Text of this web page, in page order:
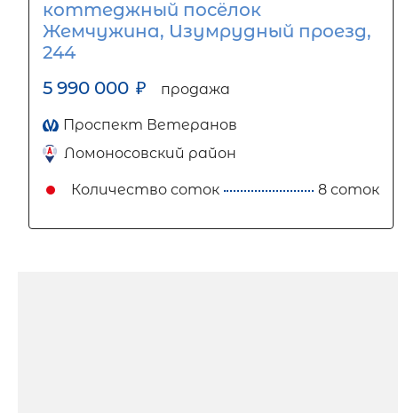
коттеджный посёлок
Жемчужина, Изумрудный проезд,
244
5 990 000 ₽ продажа
Проспект Ветеранов
Ломоносовский район
Количество соток 8 соток